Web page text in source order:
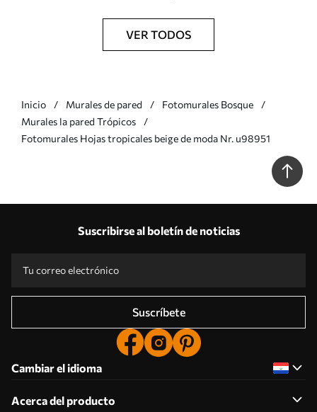
VER TODOS
Inicio Murales de pared
Fotomurales Bosque
Murales la pared Trópicos
Fotomurales Hojas tropicales beige de moda Nr. u98951
Suscribirse al boletín de noticias
Suscríbete
Cambiar el idioma
Acerca del producto